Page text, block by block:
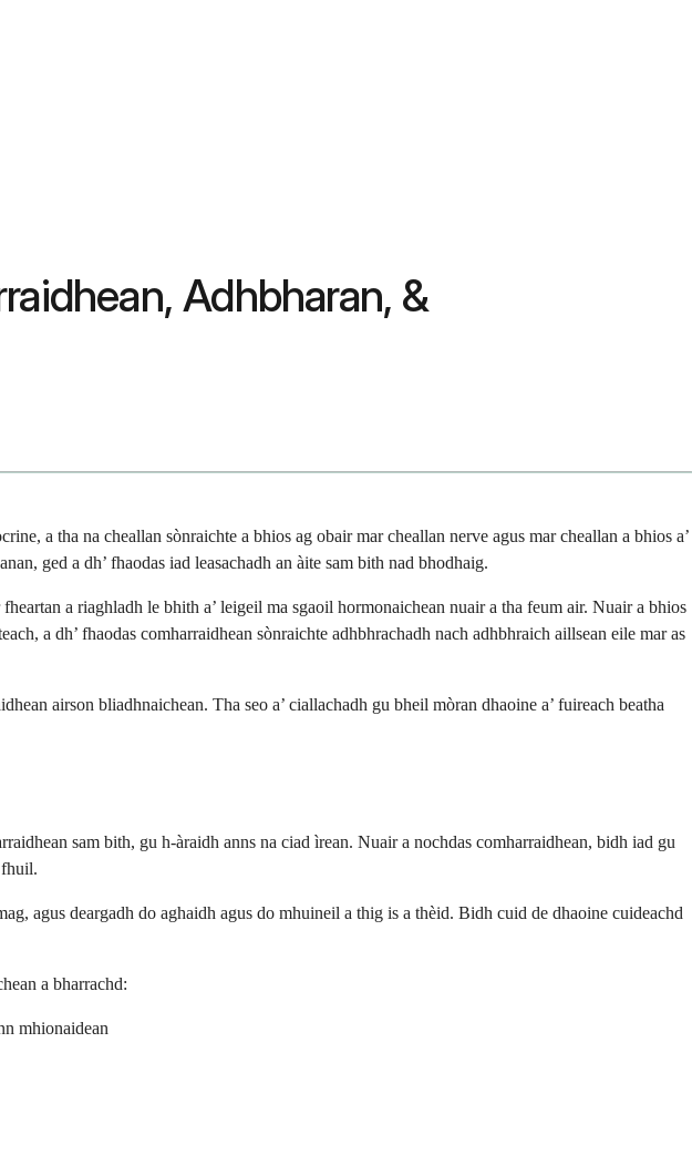
Adhbharan, &
a tha na cheallan sònraichte a bhios ag obair mar cheallan nerve agus mar cheallan a bhios a’
ged a dh’ fhaodas iad leasachadh an àite sam bith nad bhodhaig.
a riaghladh le bhith a’ leigeil ma sgaoil hormonaichean nuair a tha feum air. Nuair a bhios
a dh’ fhaodas comharraidhean sònraichte adhbhrachadh nach adhbhraich aillsean eile mar as
airson bliadhnaichean. Tha seo a’ ciallachadh gu bheil mòran dhaoine a’ fuireach beatha
sam bith, gu h-àraidh anns na ciad ìrean. Nuair a nochdas comharraidhean, bidh iad gu
fhuil.
agus deargadh do aghaidh agus do mhuineil a thig is a thèid. Bidh cuid de dhaoine cuideachd
a bharrachd:
mhionaidean